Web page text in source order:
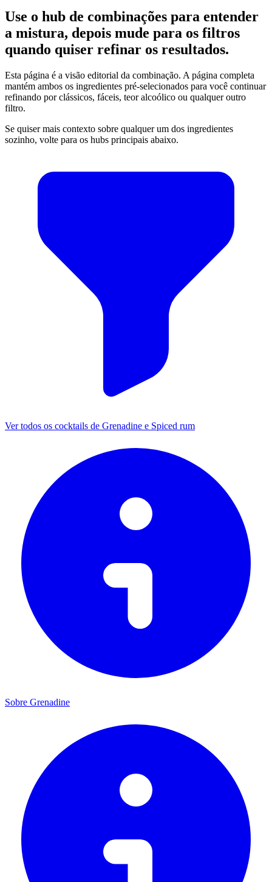
Use o hub de combinações para entender
a mistura, depois mude para os filtros
quando quiser refinar os resultados.
Esta página é a visão editorial da combinação. A página completa
mantém ambos os ingredientes pré-selecionados para você continuar
refinando por clássicos, fáceis, teor alcoólico ou qualquer outro
filtro.
Se quiser mais contexto sobre qualquer um dos ingredientes
sozinho, volte para os hubs principais abaixo.
Ver todos os cocktails de Grenadine e Spiced rum
Sobre Grenadine